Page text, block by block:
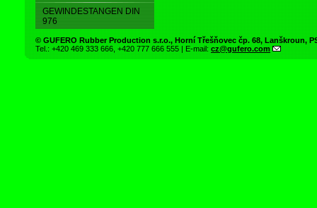
GEWINDESTANGEN DIN
976
© GUFERO Rubber Production s.r.o., Horní Třešňovec čp. 68, Lanškroun,
Tel.: +420 469 333 666, +420 777 666 555 | E-mail: cz@gufero.com